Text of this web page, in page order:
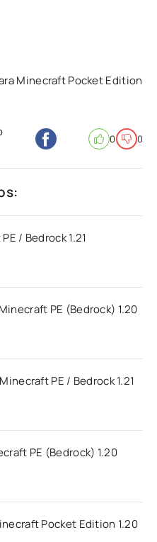
Minecraft Pocket Edition
0 0
/ Bedrock 1.21
PE (Bedrock) 1.20
PE / Bedrock 1.21
PE (Bedrock) 1.20
Pocket Edition 1.20